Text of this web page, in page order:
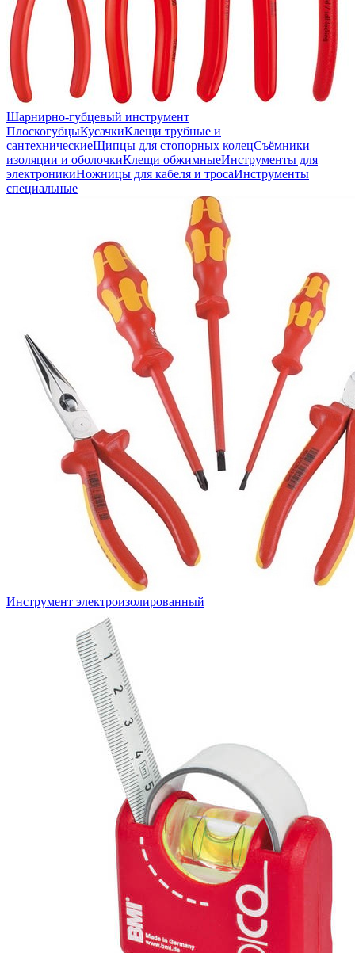
Шарнирно-губцевый инструмент
ПлоскогубцыКусачкиКлещи трубные и
сантехническиеЩипцы для стопорных колецСъёмники
изоляции и оболочкиКлещи обжимныеИнструменты для
электроникиНожницы для кабеля и тросаИнструменты
специальные
Инструмент электроизолированный